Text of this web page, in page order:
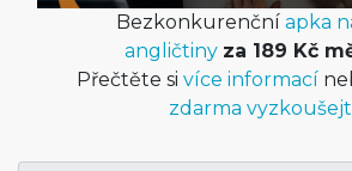
Bezkonkurenční apka
angličtiny za 189 Kč
Přečtěte si více informací
zdarma